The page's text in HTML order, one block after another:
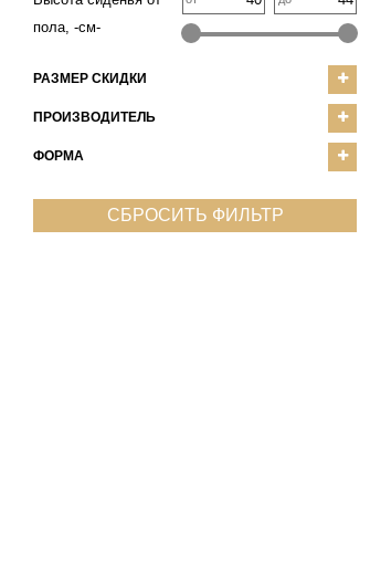
пола, -см-
РАЗМЕР СКИДКИ
ПРОИЗВОДИТЕЛЬ
ФОРМА
СБРОСИТЬ ФИЛЬТР